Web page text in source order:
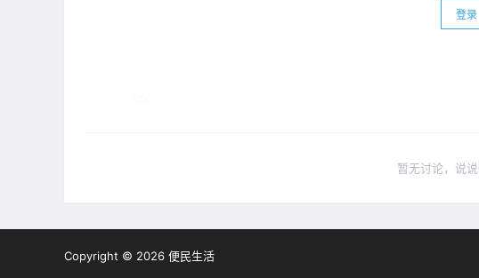
登录
暂无讨论，说
Copyright © 2026 便民生活